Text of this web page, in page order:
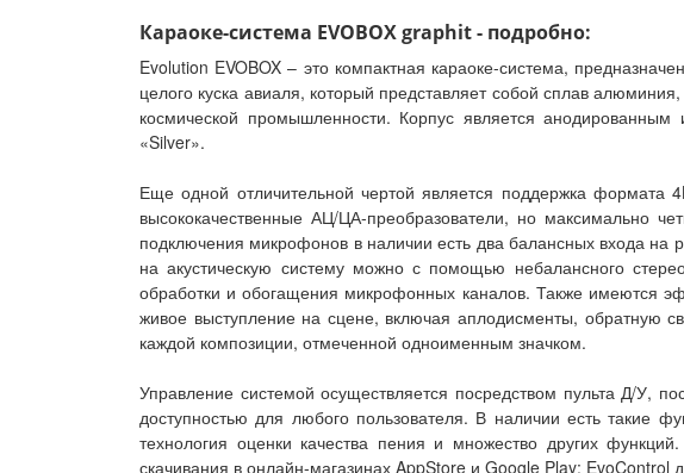
Караоке-система EVOBOX graphit - подробно:
Evolution EVOBOX – это компактная караоке-система,
целого куска авиаля, который представляет собой сплав
космической промышленности. Корпус является
«Silver».
Еще одной отличительной чертой является поддержка формата
высококачественные АЦ/ЦА-преобразователи, но максимально
подключения микрофонов в наличии есть два балансных входа
на акустическую систему можно с помощью небалансного
обработки и обогащения микрофонных каналов. Также имеются
живое выступление на сцене, включая аплодисменты, обратную
каждой композиции, отмеченной одноименным значком.
Управление системой осуществляется посредством пульта Д/У,
доступностью для любого пользователя. В наличии есть такие
технология оценки качества пения и множество других
скачивания в онлайн-магазинах AppStore и Google Play: